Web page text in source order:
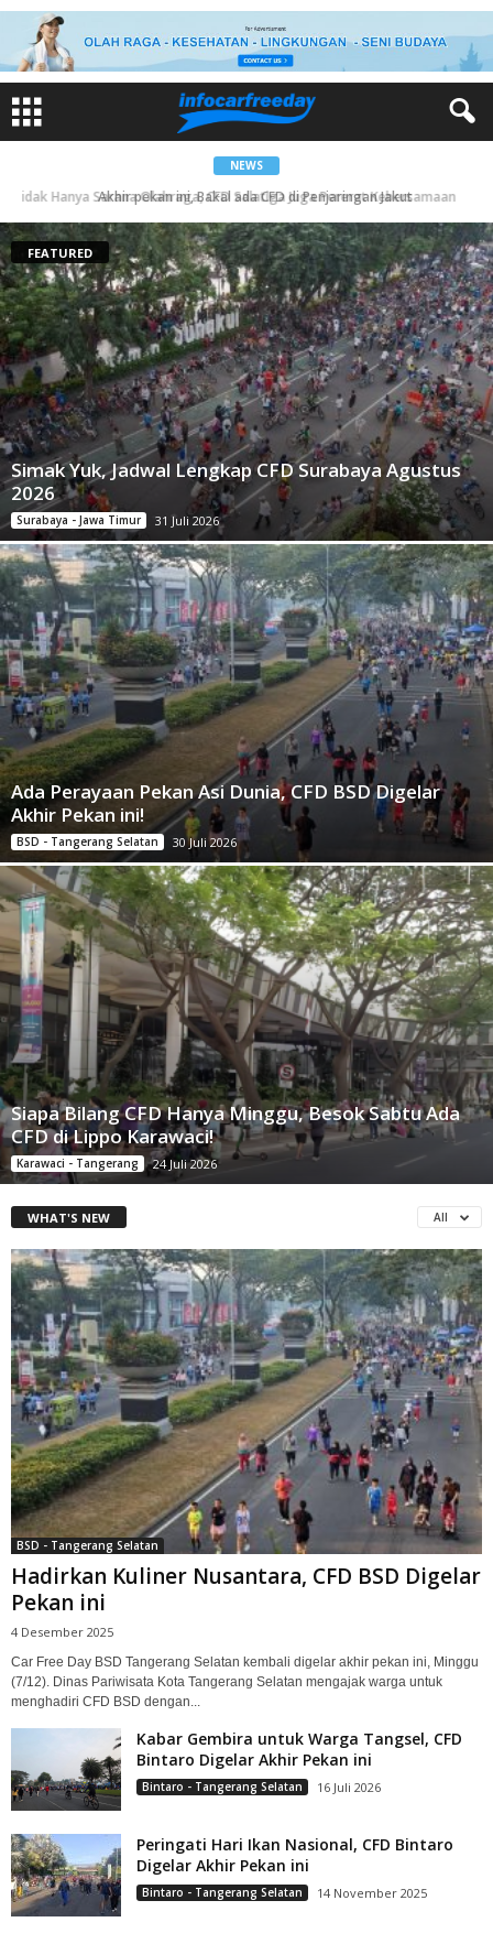
NEWS
Akhir pekan ini, Bakal ada CFD di Penjaringan Jakut
FEATURED
Simak Yuk, Jadwal Lengkap CFD Surabaya Agustus
2026
Surabaya - Jawa Timur 31 Juli 2026
Ada Perayaan Pekan Asi Dunia, CFD BSD Digelar
Akhir Pekan ini!
BSD - Tangerang Selatan 30 Juli 2026
Siapa Bilang CFD Hanya Minggu, Besok Sabtu Ada
CFD di Lippo Karawaci!
Karawaci - Tangerang 24 Juli 2026
WHAT'S NEW All
BSD - Tangerang Selatan
Hadirkan Kuliner Nusantara, CFD BSD Digelar
Pekan ini
4 Desember 2025
Car Free Day BSD Tangerang Selatan kembali digelar akhir pekan ini, Minggu
(7/12). Dinas Pariwisata Kota Tangerang Selatan mengajak warga untuk
menghadiri CFD BSD dengan...
Kabar Gembira untuk Warga Tangsel, CFD
Bintaro Digelar Akhir Pekan ini
Bintaro - Tangerang Selatan 16 Juli 2026
Peringati Hari Ikan Nasional, CFD Bintaro
Digelar Akhir Pekan ini
Bintaro - Tangerang Selatan 14 November 2025